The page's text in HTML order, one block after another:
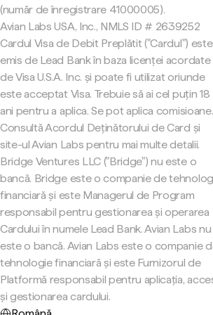
(număr de înregistrare 41000005).
Avian Labs USA, Inc., NMLS ID # 2639252
Cardul Visa de Debit Preplătit ("Cardul") este
emis de Lead Bank în baza licenței acordate
de Visa U.S.A. Inc. și poate fi utilizat oriunde
este acceptat Visa. Trebuie să ai cel puțin 18
ani pentru a aplica. Se pot aplica comisioane.
Consultă Acordul Deținătorului de Card și
site-ul Avian Labs pentru mai multe detalii.
Bridge Ventures LLC ("Bridge") nu este o
bancă. Bridge este o companie de
financiară și este Managerul de Program
responsabil pentru gestionarea și operarea
Cardului în numele Lead Bank. Avian Labs nu
este o bancă. Avian Labs este o companie
tehnologie financiară și este Furnizorul de
Platformă responsabil pentru aplicația,
și gestionarea cardului.